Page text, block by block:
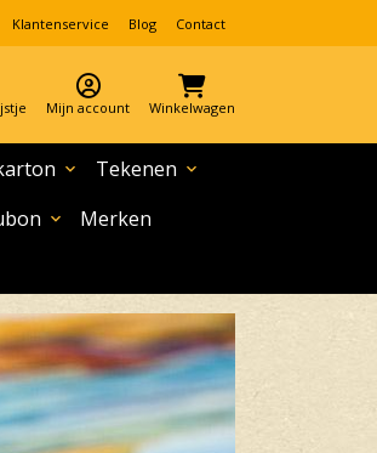
Klantenservice Blog Contact
Mijn account Winkelwagen
expand_more Tekenen expand_more
expand_more
Merken